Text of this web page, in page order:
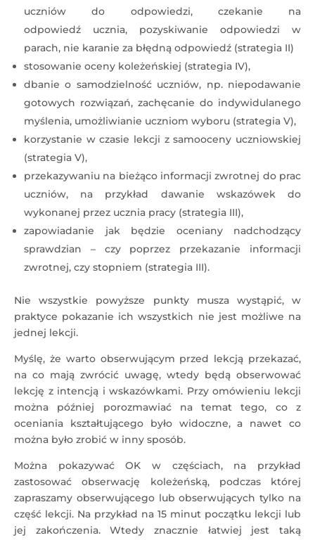
uczniów do odpowiedzi, czekanie na
odpowiedź ucznia, pozyskiwanie odpowiedzi w
parach, nie karanie za błędną odpowiedź (strategia II)
stosowanie oceny koleżeńskiej (strategia IV),
dbanie o samodzielność uczniów, np. niepodawanie
gotowych rozwiązań, zachęcanie do indywidulanego
myślenia, umożliwianie uczniom wyboru (strategia V),
korzystanie w czasie lekcji z samooceny uczniowskiej
(strategia V),
przekazywaniu na bieżąco informacji zwrotnej do prac
uczniów, na przykład dawanie wskazówek do
wykonanej przez ucznia pracy (strategia III),
zapowiadanie jak będzie oceniany nadchodzący
sprawdzian – czy poprzez przekazanie informacji
zwrotnej, czy stopniem (strategia III).
Nie wszystkie powyższe punkty musza wystąpić, w
praktyce pokazanie ich wszystkich nie jest możliwe na
jednej lekcji.
Myślę, że warto obserwującym przed lekcją przekazać,
na co mają zwrócić uwagę, wtedy będą obserwować
lekcję z intencją i wskazówkami. Przy omówieniu lekcji
można później porozmawiać na temat tego, co z
oceniania kształtującego było widoczne, a nawet co
można było zrobić w inny sposób.
Można pokazywać OK w częściach, na przykład
zastosować obserwację koleżeńską, podczas której
zapraszamy obserwującego lub obserwujących tylko na
część lekcji. Na przykład na 15 minut początku lekcji lub
jej zakończenia. Wtedy znacznie łatwiej jest taką